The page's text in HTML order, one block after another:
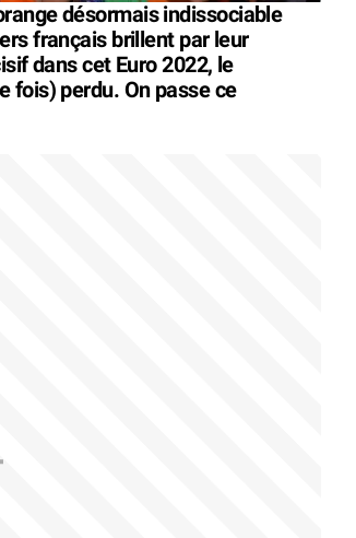
désormais indissociable
français brillent par leur
dans cet Euro 2022, le
fois) perdu. On passe ce